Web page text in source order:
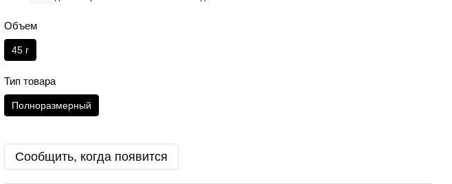
Объем
45 г
Тип товара
Полноразмерный
Сообщить, когда появится